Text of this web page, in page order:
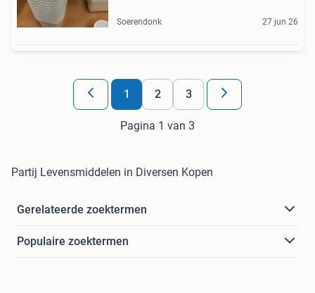
Soerendonk 27 jun 26
1 2 3
Pagina 1 van 3
Partij Levensmiddelen in Diversen Kopen
Gerelateerde zoektermen
Populaire zoektermen